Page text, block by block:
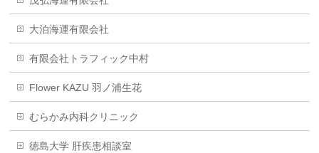
大泊海運有限会社
有限会社トラフィック中村
Flower KAZU 羽ノ浦生花
むらかみ内科クリニック
徳島大学 肝疾患相談室